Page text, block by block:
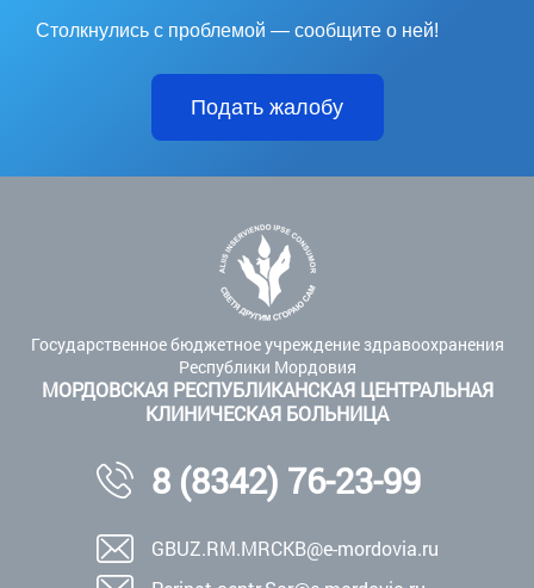
Столкнулись с проблемой — сообщите о ней!
Подать жалобу
Государственное бюджетное учреждение здравоохранения
Республики Мордовия
МОРДОВСКАЯ РЕСПУБЛИКАНСКАЯ ЦЕНТРАЛЬНАЯ
КЛИНИЧЕСКАЯ БОЛЬНИЦА
8 (8342) 76-23-99
GBUZ.RM.MRCKB@e-mordovia.ru